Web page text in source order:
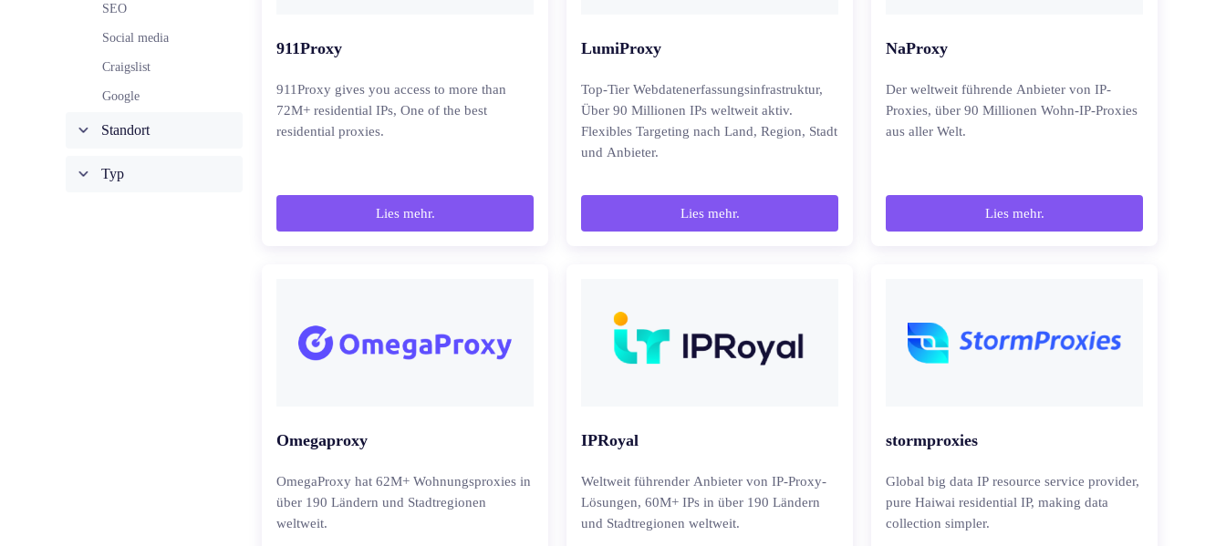
SEO
Social media
Craigslist
Google
Standort
Typ
911Proxy
911Proxy gives you access to more than
72M+ residential IPs, One of the best
residential proxies.
Lies mehr.
LumiProxy
Top-Tier Webdatenerfassungsinfrastruktur,
Über 90 Millionen IPs weltweit aktiv.
Flexibles Targeting nach Land, Region, Stadt
und Anbieter.
Lies mehr.
NaProxy
Der weltweit führende Anbieter von IP-
Proxies, über 90 Millionen Wohn-IP-Proxies
aus aller Welt.
Lies mehr.
Omegaproxy
OmegaProxy hat 62M+ Wohnungsproxies in
über 190 Ländern und Stadtregionen
weltweit.
IPRoyal
Weltweit führender Anbieter von IP-Proxy-
Lösungen, 60M+ IPs in über 190 Ländern
und Stadtregionen weltweit.
stormproxies
Global big data IP resource service provider,
pure Haiwai residential IP, making data
collection simpler.